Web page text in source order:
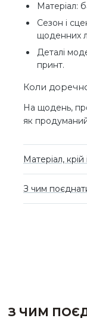
Матеріал:
Сезон і
щоденних
Деталі
принт.
Коли
На щодень,
як
Матеріал, крій
З чим
З ЧИМ